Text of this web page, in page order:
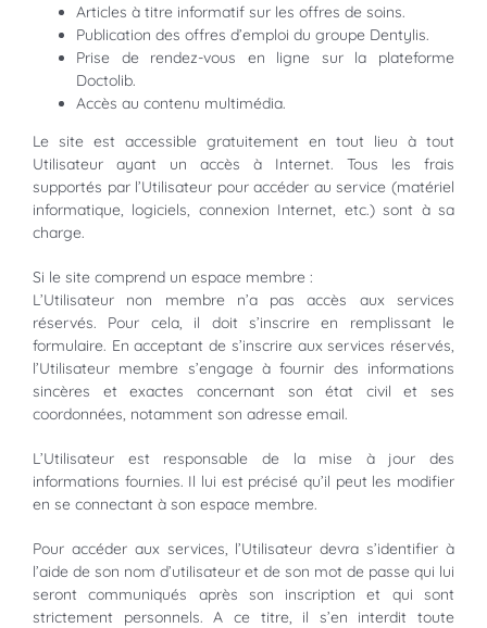
Articles à titre informatif sur les offres de soins.
Publication des offres d’emploi du groupe Dentylis.
Prise de rendez-vous en ligne sur la plateforme
Doctolib.
Accès au contenu multimédia.
Le site est accessible gratuitement en tout lieu à tout
Utilisateur ayant un accès à Internet. Tous les frais
supportés par l’Utilisateur pour accéder au service (matériel
informatique, logiciels, connexion Internet, etc.) sont à sa
charge.
Si le site comprend un espace membre :
L’Utilisateur non membre n’a pas accès aux services
réservés. Pour cela, il doit s’inscrire en remplissant le
formulaire. En acceptant de s’inscrire aux services réservés,
l’Utilisateur membre s’engage à fournir des informations
sincères et exactes concernant son état civil et ses
coordonnées, notamment son adresse email.
L’Utilisateur est responsable de la mise à jour des
informations fournies. Il lui est précisé qu’il peut les modifier
en se connectant à son espace membre.
Pour accéder aux services, l’Utilisateur devra s’identifier à
l’aide de son nom d’utilisateur et de son mot de passe qui lui
seront communiqués après son inscription et qui sont
strictement personnels. A ce titre, il s’en interdit toute